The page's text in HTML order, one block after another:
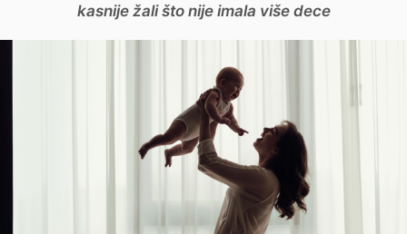
kasnije žali što nije imala više dece